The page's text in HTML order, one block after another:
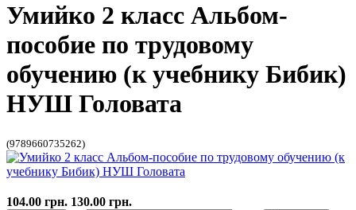
Умийко 2 класс Альбом-
пособие по трудовому
обучению (к учебнику Бибик)
НУШ Головата
(9789660735262)
104.00 грн. 130.00 грн.